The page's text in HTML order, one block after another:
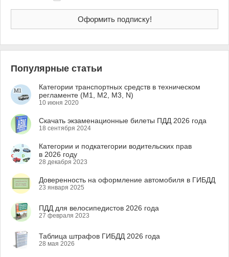
Популярные статьи
Категории транспортных средств в техническом
регламенте (M1, M2, M3, N)
10 июня 2020
Скачать экзаменационные билеты ПДД 2026 года
18 сентября 2024
Категории и подкатегории водительских прав
в 2026 году
28 декабря 2023
Доверенность на оформление автомобиля в ГИБДД
23 января 2025
ПДД для велосипедистов 2026 года
27 февраля 2023
Таблица штрафов ГИБДД 2026 года
28 мая 2026